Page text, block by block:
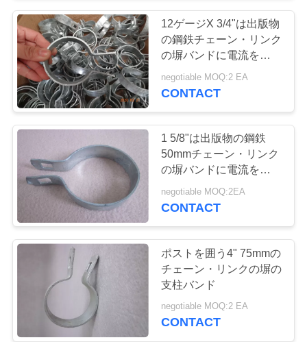
工
場
旅
行
理
ステンレス鋼ワイ
ヤー ロープの網
162
ステンレス鋼フィ
ルター網目スクリ
ーン
12ゲージX 3/4"は出版物
の鋼鉄チェーン・リンク
の塀バンドに電流を通し
negotiable MOQ:2 EA
CONTACT
1 5/8"は出版物の鋼鉄
50mmチェーン・リンク
の塀バンドに電流を通し
negotiable MOQ:2EA
CONTACT
ポストを囲う4" 75mmの
チェーン・リンクの塀の
支柱バンド
negotiable MOQ:2 EA
CONTACT